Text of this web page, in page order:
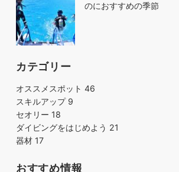
のにおすすめの季節
カテゴリー
オススメスポット 46
スキルアップ 9
セオリー 18
ダイビングをはじめよう 21
器材 17
おすすめ情報